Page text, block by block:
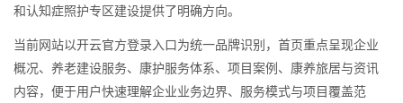
和认知症照护专区建设提供了明确方向。
当前网站以开云官方登录入口为统一品牌识别，首页重点呈现企业
概况、养老建设服务、康护服务体系、项目案例、康养旅居与资讯
内容，便于用户快速理解企业业务边界、服务模式与项目覆盖范